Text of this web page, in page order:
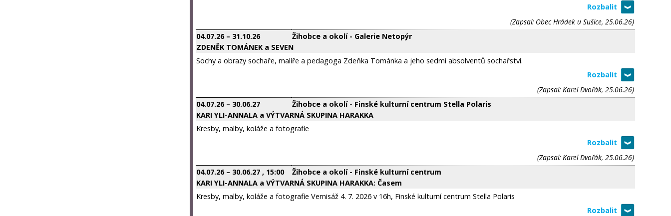
(Zapsal: Obec Hrádek u Sušice, 25.06.26)
04.07.26– 31.10.26
Žihobce a okolí - Galerie Netopýr
ZDENĚK TOMÁNEK a SEVEN
Sochy a obrazy sochaře, malíře a pedagoga Zdeňka Tománka a jeho sedmi absolventů sochařství.
(Zapsal: Karel Dvořák, 25.06.26)
04.07.26– 30.06.27
Žihobce a okolí - Finské kulturní centrum Stella Polaris
KARI YLI-ANNALA a VÝTVARNÁ SKUPINA HARAKKA
Kresby, malby, koláže a fotografie
(Zapsal: Karel Dvořák, 25.06.26)
04.07.26– 30.06.27, 15:00
Žihobce a okolí - Finské kulturní centrum
KARI YLI-ANNALA a VÝTVARNÁ SKUPINA HARAKKA: Časem
Kresby, malby, koláže a fotografie Vernisáž 4. 7. 2026 v 16h, Finské kulturní centrum Stella Polaris